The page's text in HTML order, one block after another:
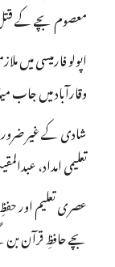
معصوم بچے کے
وقارآباد میں جاب
تعلیمی امداد،
عصری تعلیم اور
بچے حافظِ قرآن بن